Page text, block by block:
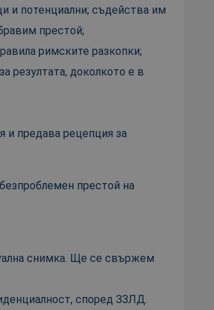
и потенциални; съдейства им
престой;
римските разкопки;
резултата, доколкото е в
и предава рецепция за
престой на
снимка. Ще се свържем
според ЗЗЛД.